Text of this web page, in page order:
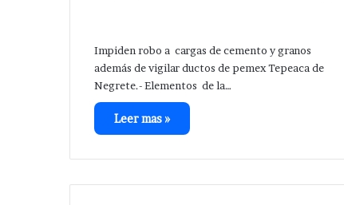
Impiden robo a cargas de cemento y granos
además de vigilar ductos de pemex Tepeaca de
Negrete.- Elementos de la…
Leer mas »